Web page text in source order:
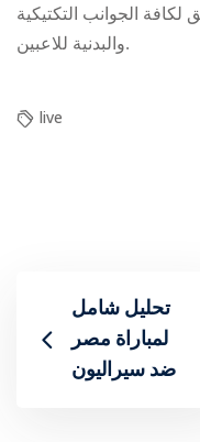
الجوانب التكتيكية
والبدنية للاعبين.
live
تحليل شامل
لمباراة مصر
ضد سيراليون